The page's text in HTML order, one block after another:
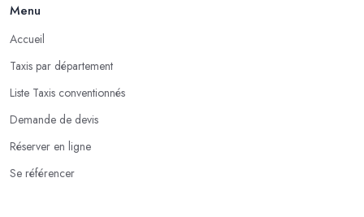
Menu
Accueil
Taxis par département
Liste Taxis conventionnés
Demande de devis
Réserver en ligne
Se référencer